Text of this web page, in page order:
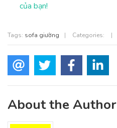
của bạn!
Tags: sofa giường | Categories: |
About the Author